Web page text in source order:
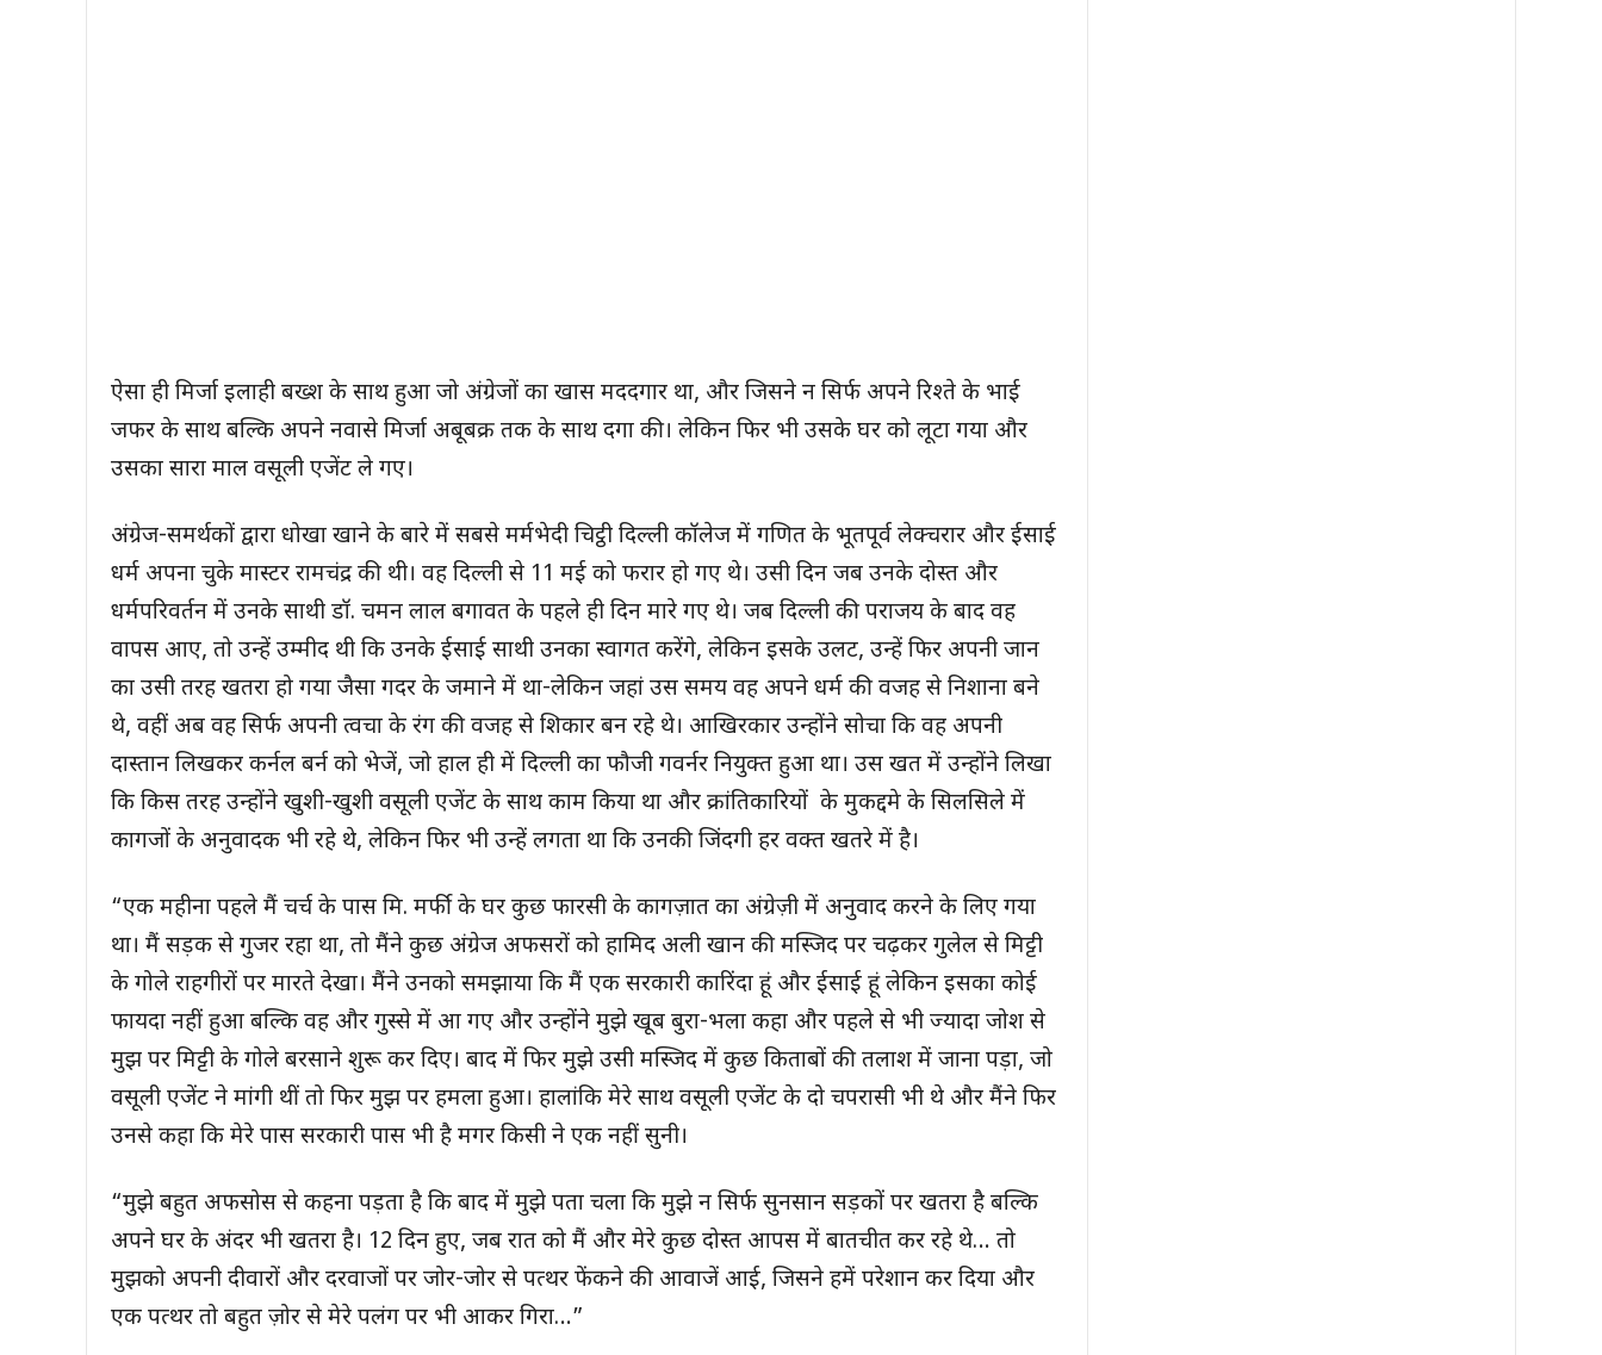
ऐसा ही मिर्जा इलाही बख्श के साथ हुआ जो अंग्रेजों का खास मददगार था, और जिसने न सिर्फ अपने रिश्ते के भाई
जफर के साथ बल्कि अपने नवासे मिर्जा अबूबक्र तक के साथ दगा की। लेकिन फिर भी उसके घर को लूटा गया और
उसका सारा माल वसूली एजेंट ले गए।
अंग्रेज-समर्थकों द्वारा धोखा खाने के बारे में सबसे मर्मभेदी चिट्ठी दिल्ली कॉलेज में गणित के भूतपूर्व लेक्चरार और ईसाई
धर्म अपना चुके मास्टर रामचंद्र की थी। वह दिल्ली से 11 मई को फरार हो गए थे। उसी दिन जब उनके दोस्त और
धर्मपरिवर्तन में उनके साथी डॉ. चमन लाल बगावत के पहले ही दिन मारे गए थे। जब दिल्ली की पराजय के बाद वह
वापस आए, तो उन्हें उम्मीद थी कि उनके ईसाई साथी उनका स्वागत करेंगे, लेकिन इसके उलट, उन्हें फिर अपनी जान
का उसी तरह खतरा हो गया जैसा गदर के जमाने में था-लेकिन जहां उस समय वह अपने धर्म की वजह से निशाना बने
थे, वहीं अब वह सिर्फ अपनी त्वचा के रंग की वजह से शिकार बन रहे थे। आखिरकार उन्होंने सोचा कि वह अपनी
दास्तान लिखकर कर्नल बर्न को भेजें, जो हाल ही में दिल्ली का फौजी गवर्नर नियुक्त हुआ था। उस खत में उन्होंने लिखा
कि किस तरह उन्होंने खुशी-खुशी वसूली एजेंट के साथ काम किया था और क्रांतिकारियों के मुकद्दमे के सिलसिले में
कागजों के अनुवादक भी रहे थे, लेकिन फिर भी उन्हें लगता था कि उनकी जिंदगी हर वक्त खतरे में है।
“एक महीना पहले मैं चर्च के पास मि. मर्फी के घर कुछ फारसी के कागज़ात का अंग्रेज़ी में अनुवाद करने के लिए गया
था। मैं सड़क से गुजर रहा था, तो मैंने कुछ अंग्रेज अफसरों को हामिद अली खान की मस्जिद पर चढ़कर गुलेल से मिट्टी
के गोले राहगीरों पर मारते देखा। मैंने उनको समझाया कि मैं एक सरकारी कारिंदा हूं और ईसाई हूं लेकिन इसका कोई
फायदा नहीं हुआ बल्कि वह और गुस्से में आ गए और उन्होंने मुझे खूब बुरा-भला कहा और पहले से भी ज्यादा जोश से
मुझ पर मिट्टी के गोले बरसाने शुरू कर दिए। बाद में फिर मुझे उसी मस्जिद में कुछ किताबों की तलाश में जाना पड़ा, जो
वसूली एजेंट ने मांगी थीं तो फिर मुझ पर हमला हुआ। हालांकि मेरे साथ वसूली एजेंट के दो चपरासी भी थे और मैंने फिर
उनसे कहा कि मेरे पास सरकारी पास भी है मगर किसी ने एक नहीं सुनी।
“मुझे बहुत अफसोस से कहना पड़ता है कि बाद में मुझे पता चला कि मुझे न सिर्फ सुनसान सड़कों पर खतरा है बल्कि
अपने घर के अंदर भी खतरा है। 12 दिन हुए, जब रात को मैं और मेरे कुछ दोस्त आपस में बातचीत कर रहे थे… तो
मुझको अपनी दीवारों और दरवाजों पर जोर-जोर से पत्थर फेंकने की आवाजें आई, जिसने हमें परेशान कर दिया और
एक पत्थर तो बहुत ज़ोर से मेरे पलंग पर भी आकर गिरा…”